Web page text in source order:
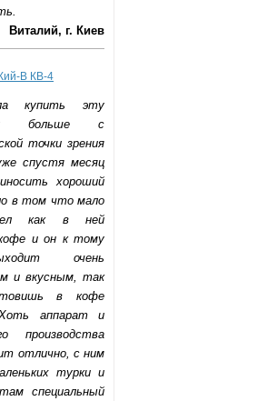
Виталий, г. Киев
В КВ-4
купить эту
больше с
точки зрения
спустя месяц
хороший
в том что мало
как в ней
и он к тому
очень
и вкусным, так
в кофе
аппарат и
производства
отлично, с ним
турки и
специальный